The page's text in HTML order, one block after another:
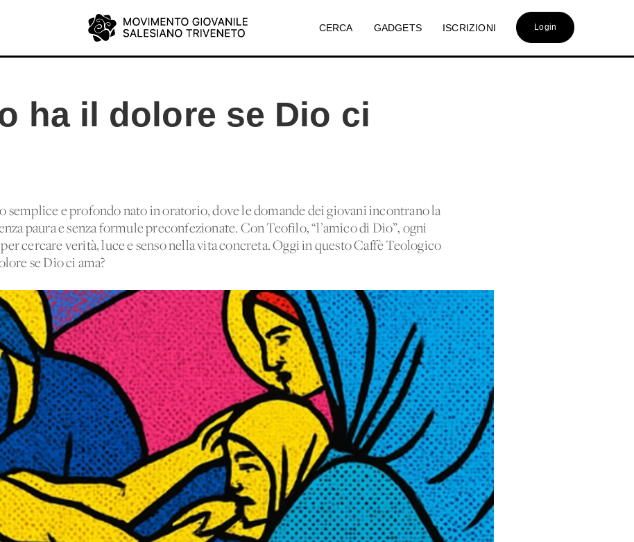
CERCA GADGETS ISCRIZIONI Login
ha il dolore se Dio ci
semplice e profondo nato in oratorio, dove le domande dei giovani incontrano la
paura e senza formule preconfezionate. Con Teofilo, “l’amico di Dio”, ogni
cercare verità, luce e senso nella vita concreta. Oggi in questo Caffè Teologico
se Dio ci ama?